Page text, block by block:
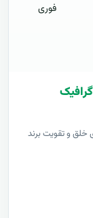
فوری
خلق و تقویت برند